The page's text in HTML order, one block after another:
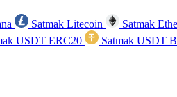
Satmak Litecoin Satmak
USDT ERC20 Satmak USDT